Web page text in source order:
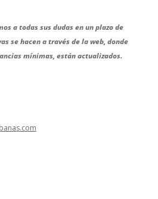
a todas sus dudas en un plazo de
se hacen a través de la web, donde
mínimas, están actualizados.